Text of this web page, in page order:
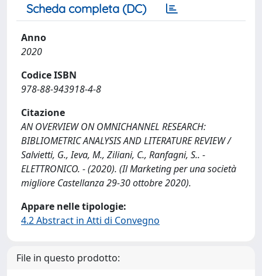
Scheda completa (DC)
Anno
2020
Codice ISBN
978-88-943918-4-8
Citazione
AN OVERVIEW ON OMNICHANNEL RESEARCH:
BIBLIOMETRIC ANALYSIS AND LITERATURE REVIEW /
Salvietti, G., Ieva, M., Ziliani, C., Ranfagni, S.. -
ELETTRONICO. - (2020). (Il Marketing per una società
migliore Castellanza 29-30 ottobre 2020).
Appare nelle tipologie:
4.2 Abstract in Atti di Convegno
File in questo prodotto: